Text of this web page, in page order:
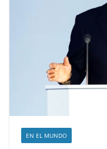
EN EL MUNDO